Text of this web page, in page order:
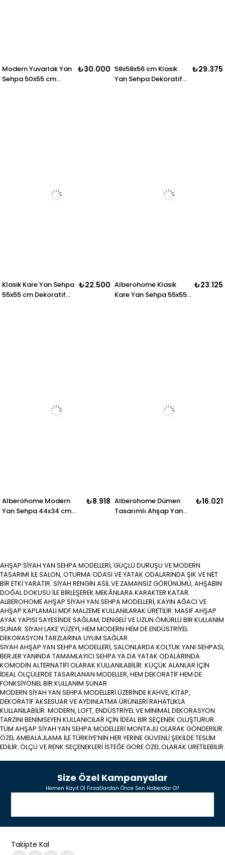
Modern Yuvarlak Yan
Sehpa 50x55 cm
₺30.000 58x58x56 cm Klasik
Yan Sehpa Dekoratif
₺29.375
Klasik Kare Yan Sehpa
55x55 cm Dekoratif
₺22.500 Alberohome Klasik
Kare Yan Sehpa 55x55
₺23.125
Alberohome Modern
Yan Sehpa 44x34 cm
₺8.918 Alberohome Dümen
Tasarımlı Ahşap Yan
₺16.021
AHŞAP SİYAH YAN SEHPA MODELLERİ, GÜÇLÜ DURUŞU VE MODERN
TASARIMI İLE SALON, OTURMA ODASI VE YATAK ODALARINDA ŞIK VE NET
BİR ETKİ YARATIR. SİYAH RENGİN ASİL VE ZAMANSIZ GÖRÜNÜMÜ, AHŞABIN
DOĞAL DOKUSU İLE BİRLEŞEREK MEKÂNLARA KARAKTER KATAR.
ALBEROHOME AHŞAP SİYAH YAN SEHPA MODELLERİ, KAYIN AĞACI VE
AHŞAP KAPLAMALI MDF MALZEME KULLANILARAK ÜRETİLİR. MASİF AHŞAP
AYAK YAPISI SAYESİNDE SAĞLAM, DENGELİ VE UZUN ÖMÜRLÜ BİR KULLANIM
SUNAR. SİYAH LAKE YÜZEYİ, HEM MODERN HEM DE ENDÜSTRİYEL
DEKORASYON TARZLARINA UYUM SAĞLAR.
SİYAH AHŞAP YAN SEHPA MODELLERİ, SALONLARDA KOLTUK YANI SEHPASI,
BERJER YANINDA TAMAMLAYICI SEHPA YA DA YATAK ODALARINDA
KOMODİN ALTERNATİFİ OLARAK KULLANILABİLİR. KÜÇÜK ALANLAR İÇİN
İDEAL ÖLÇÜLERDE TASARLANAN MODELLER, HEM DEKORATİF HEM DE
FONKSİYONEL BİR KULLANIM SUNAR.
MODERN SİYAH YAN SEHPA MODELLERİ ÜZERİNDE KAHVE, KİTAP,
DEKORATİF AKSESUAR VE AYDINLATMA ÜRÜNLERİ RAHATLIKLA
KULLANILABİLİR. MODERN, LOFT, ENDÜSTRİYEL VE MİNİMAL DEKORASYON
TARZINI BENİMSEYEN KULLANICILAR İÇİN İDEAL BİR SEÇENEK OLUŞTURUR.
TÜM AHŞAP SİYAH YAN SEHPA MODELLERİ MONTAJLI OLARAK GÖNDERİLİR.
ÖZEL AMBALAJLAMA İLE TÜRKİYE’NİN HER YERİNE GÜVENLİ ŞEKİLDE TESLİM
EDİLİR. ÖLÇÜ VE RENK SEÇENEKLERİ İSTEĞE GÖRE ÖZEL OLARAK ÜRETİLEBİLİR.
Size Özel Kampanyalar
Hemen Kayıt Ol Fırsatlardan Önce Sen Haberdar Ol!
Takipte Kal